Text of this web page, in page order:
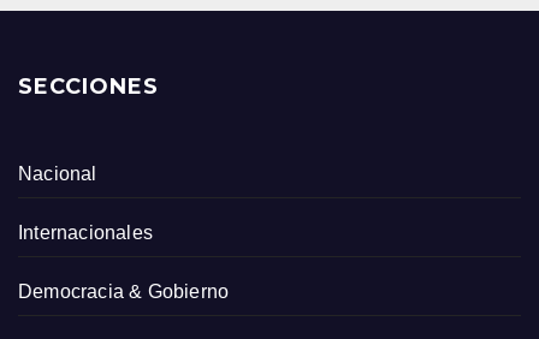
SECCIONES
Nacional
Internacionales
Democracia & Gobierno